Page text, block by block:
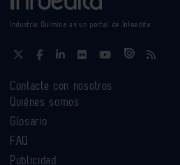
Industria Química es un portal de Infoedita
Contacte con nosotros
Quiénes somos
Glosario
FAQ
Publicidad